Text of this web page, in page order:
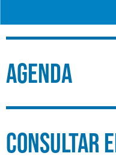
Agenda
Consultar